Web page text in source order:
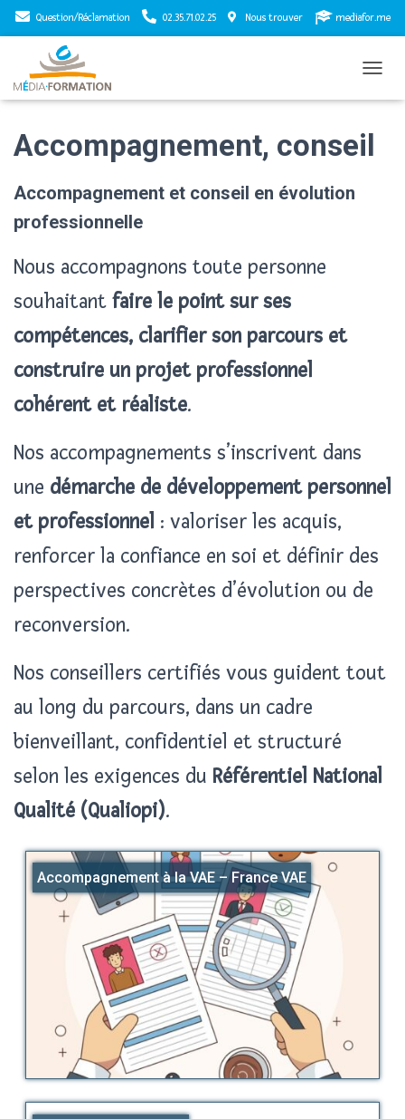
Question/Réclamation 02.35.71.02.25 Nous trouver mediafor.me
O
G
Accompagnement, conseil
Accompagnement et conseil en évolution
professionnelle
Nous accompagnons toute personne
souhaitant faire le point sur ses
compétences, clarifier son parcours et
construire un projet professionnel
cohérent et réaliste.
Nos accompagnements s’inscrivent dans
une démarche de développement personnel
et professionnel : valoriser les acquis,
renforcer la confiance en soi et définir des
perspectives concrètes d’évolution ou de
reconversion.
Nos conseillers certifiés vous guident tout
au long du parcours, dans un cadre
bienveillant, confidentiel et structuré
selon les exigences du Référentiel National
Qualité (Qualiopi).
Accompagnement à la VAE – France VAE